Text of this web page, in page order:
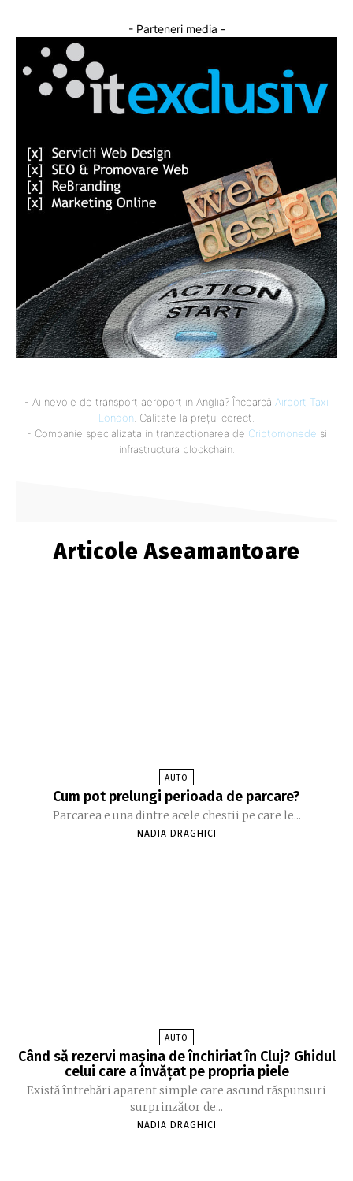
- Parteneri media -
- Ai nevoie de transport aeroport in Anglia? Încearcă Airport Taxi
London. Calitate la prețul corect.
- Companie specializata in tranzactionarea de Criptomonede si
infrastructura blockchain.
Articole Aseamantoare
AUTO
Cum pot prelungi perioada de parcare?
Parcarea e una dintre acele chestii pe care le...
NADIA DRAGHICI
AUTO
Când să rezervi mașina de închiriat în Cluj? Ghidul
celui care a învățat pe propria piele
Există întrebări aparent simple care ascund răspunsuri
surprinzător de...
NADIA DRAGHICI